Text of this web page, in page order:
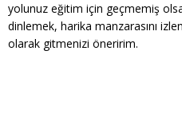
yolunuz eğitim için geçmemiş
dinlemek, harika manzarasını
olarak gitmenizi öneririm.